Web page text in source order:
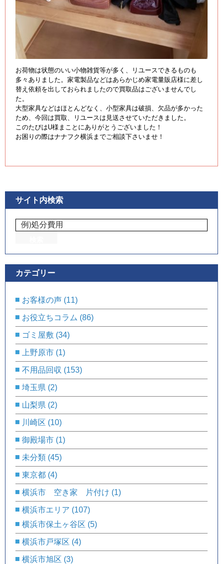
お荷物は状態のいい小物雑貨等が多く、リユースできるものも
多々ありました。家電製品などはあらかじめ家電量販店様に差し
替え依頼を出しておられましたので買取品はございませんでし
た。
大型家具などはほとんどなく、小型家具は破損、欠品が多かった
ため、今回は買取、リユースは見送させていただきました。
このたびはU様まことにありがとうございました！
お困りの際はナナフク横浜までご相談下さいませ！
サイト内検索
カテゴリー
お客様の声 (11)
お役立ちコラム (86)
ゴミ屋敷 (34)
上野原市 (1)
不用品回収 (153)
埼玉県 (2)
山梨県 (2)
川崎区 (10)
御殿場市 (1)
未分類 (45)
東京都 (4)
横浜市 空き家 片付け (1)
横浜市エリア (107)
横浜市保土ヶ谷区 (5)
横浜市戸塚区 (4)
横浜市旭区 (3)